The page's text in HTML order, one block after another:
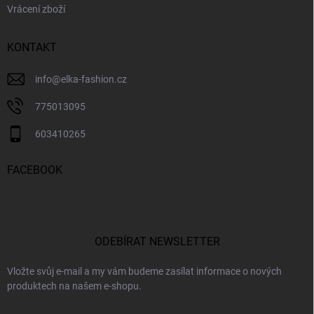
Vrácení zboží
KONTAKT
info@elka-fashion.cz
775013095
603410265
FACEBOOK
ODEBÍRAT NEWSLETTER
Vložte svůj e-mail a my vám budeme zasílat informace o nových
produktech na našem e-shopu.